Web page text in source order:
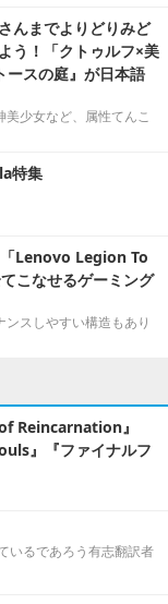
んまでよりどりみど
う！「クトゥルフ×美
ースの庭』が日本語
少女など、属性てんこ
特集
Lenovo Legion To
こなせるゲーミング
スしやすい構造もあり
Reincarnation』
』『ファイナルフ
いるであろう有志翻訳者